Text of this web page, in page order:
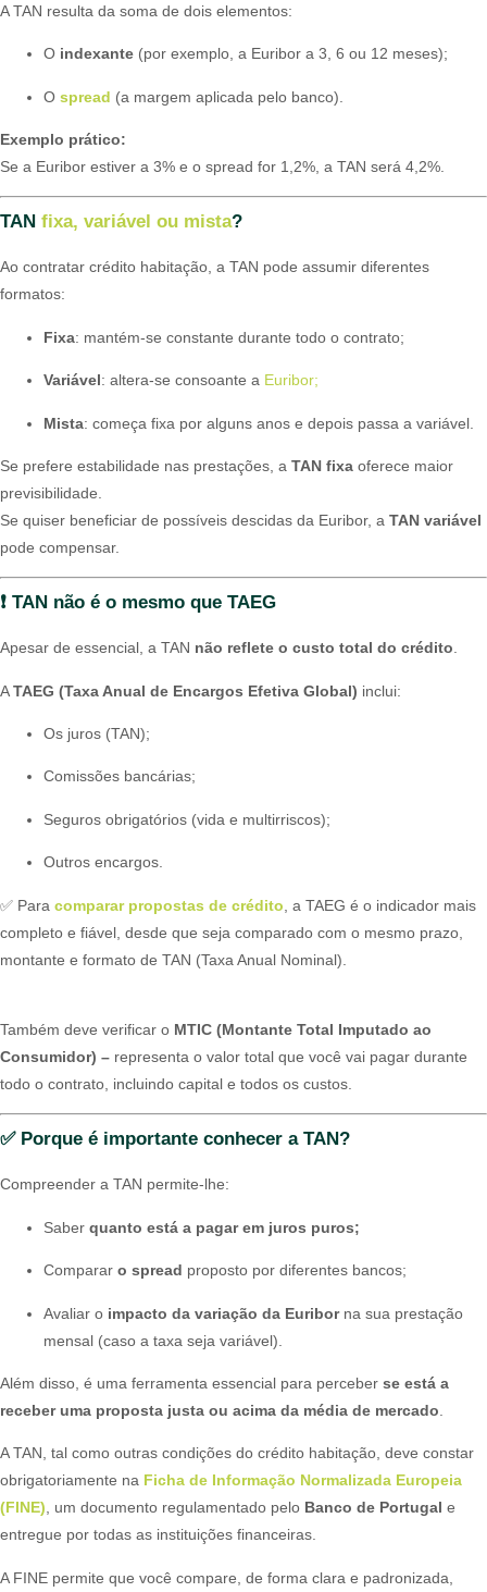
A TAN resulta da soma de dois elementos:
O indexante (por exemplo, a Euribor a 3, 6 ou 12 meses);
O spread (a margem aplicada pelo banco).
Exemplo prático:
Se a Euribor estiver a 3% e o spread for 1,2%, a TAN será 4,2%.
TAN fixa, variável ou mista?
Ao contratar crédito habitação, a TAN pode assumir diferentes
formatos:
Fixa: mantém-se constante durante todo o contrato;
Variável: altera-se consoante a Euribor;
Mista: começa fixa por alguns anos e depois passa a variável.
Se prefere estabilidade nas prestações, a TAN fixa oferece maior
previsibilidade.
Se quiser beneficiar de possíveis descidas da Euribor, a TAN variável
pode compensar.
❗ TAN não é o mesmo que TAEG
Apesar de essencial, a TAN não reflete o custo total do crédito.
ATAEG (Taxa Anual de Encargos Efetiva Global) inclui:
Os juros (TAN);
Comissões bancárias;
Seguros obrigatórios (vida e multirriscos);
Outros encargos.
✅ Para comparar propostas de crédito , a TAEG é o indicador mais
completo e fiável, desde que seja comparado com o mesmo prazo,
montante e formato de TAN (Taxa Anual Nominal).
Também deve verificar o MTIC (Montante Total Imputado ao
Consumidor) – representa o valor total que você vai pagar durante
todo o contrato, incluindo capital e todos os custos.
✅ Porque é importante conhecer a TAN?
Compreender a TAN permite-lhe:
Saber quanto está a pagar em juros puros;
Comparar o spread proposto por diferentes bancos;
Avaliar o impacto da variação da Euriborna sua prestação
mensal (caso a taxa seja variável).
Além disso, é uma ferramenta essencial para perceber se está a
receber uma proposta justa ou acima da média de mercado
A TAN, tal como outras condições do crédito habitação, deve constar
obrigatoriamente na Ficha de Informação Normalizada Europeia
(FINE), um documento regulamentado pelo Banco de Portugal e
entregue por todas as instituições financeiras.
A FINE permite que você compare, de forma clara e padronizada,